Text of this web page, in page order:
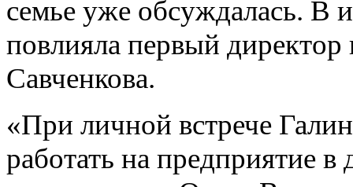
семье уже обсуждалась. В
повлияла первый
Савченкова.
«При личной встрече
работать на предприятие